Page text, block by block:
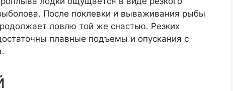
После поклевки и вываживания рыбы
ловлю той же снастью. Резких
плавные подъемы и опускания с